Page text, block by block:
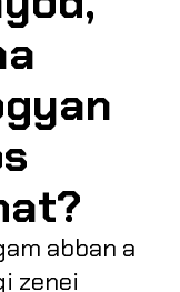
abban a
zenei